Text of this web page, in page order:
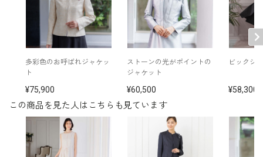
この商品を見た人はこちらも見ています
多彩色のお呼ばれジャケッ
ト
75,900
ストーンの光がポイントの
ジャケット
60,500
ビックシ
58,300